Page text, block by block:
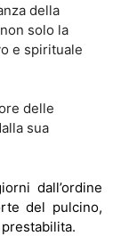
della
solo la
e spirituale
delle
sua
dall’ordine
del pulcino,